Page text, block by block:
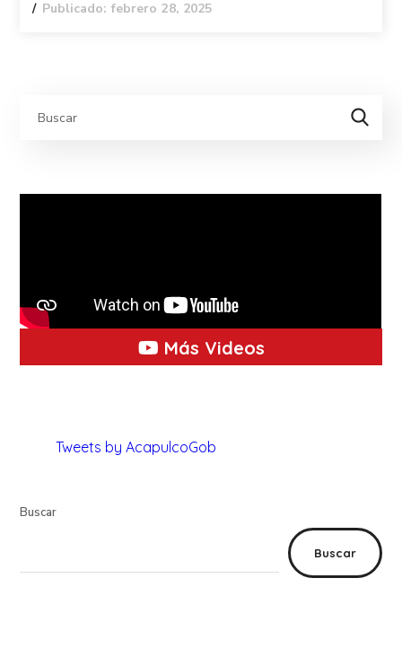
Publicado: febrero 28, 2025
Más Videos
Tweets by AcapulcoGob
Buscar
Buscar